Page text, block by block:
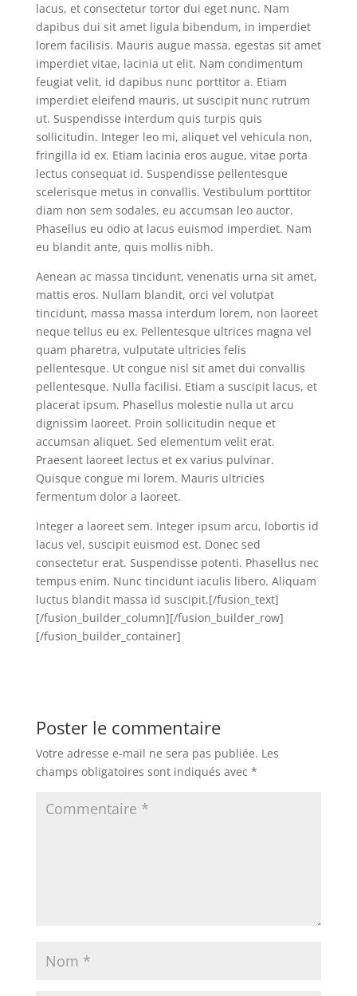
lacus, et consectetur tortor dui eget nunc. Nam
dapibus dui sit amet ligula bibendum, in imperdiet
lorem facilisis. Mauris augue massa, egestas sit amet
imperdiet vitae, lacinia ut elit. Nam condimentum
feugiat velit, id dapibus nunc porttitor a. Etiam
imperdiet eleifend mauris, ut suscipit nunc rutrum
ut. Suspendisse interdum quis turpis quis
sollicitudin. Integer leo mi, aliquet vel vehicula non,
fringilla id ex. Etiam lacinia eros augue, vitae porta
lectus consequat id. Suspendisse pellentesque
scelerisque metus in convallis. Vestibulum porttitor
diam non sem sodales, eu accumsan leo auctor.
Phasellus eu odio at lacus euismod imperdiet. Nam
eu blandit ante, quis mollis nibh.
Aenean ac massa tincidunt, venenatis urna sit amet,
mattis eros. Nullam blandit, orci vel volutpat
tincidunt, massa massa interdum lorem, non laoreet
neque tellus eu ex. Pellentesque ultrices magna vel
quam pharetra, vulputate ultricies felis
pellentesque. Ut congue nisl sit amet dui convallis
pellentesque. Nulla facilisi. Etiam a suscipit lacus, et
placerat ipsum. Phasellus molestie nulla ut arcu
dignissim laoreet. Proin sollicitudin neque et
accumsan aliquet. Sed elementum velit erat.
Praesent laoreet lectus et ex varius pulvinar.
Quisque congue mi lorem. Mauris ultricies
fermentum dolor a laoreet.
Integer a laoreet sem. Integer ipsum arcu, lobortis id
lacus vel, suscipit euismod est. Donec sed
consectetur erat. Suspendisse potenti. Phasellus nec
tempus enim. Nunc tincidunt iaculis libero. Aliquam
luctus blandit massa id suscipit.[/fusion_text]
[/fusion_builder_column][/fusion_builder_row]
[/fusion_builder_container]
Poster le commentaire
Votre adresse e-mail ne sera pas publiée. Les
champs obligatoires sont indiqués avec *